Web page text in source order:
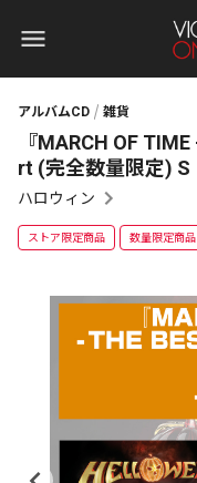
アルバムCD 雑貨
『MARCH OF
rt (完全数量限定) S
ハロウィン
ストア限定商品 数量限定商品